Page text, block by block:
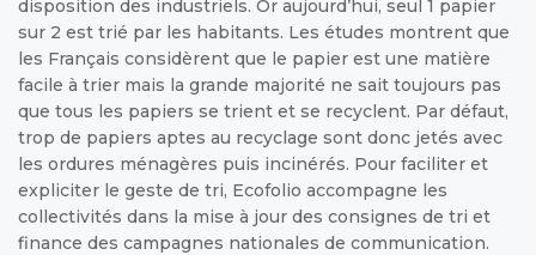
disposition des industriels. Or aujourd’hui, seul 1 papier
sur 2 est trié par les habitants. Les études montrent que
les Français considèrent que le papier est une matière
facile à trier mais la grande majorité ne sait toujours pas
que tous les papiers se trient et se recyclent. Par défaut,
trop de papiers aptes au recyclage sont donc jetés avec
les ordures ménagères puis incinérés. Pour faciliter et
expliciter le geste de tri, Ecofolio accompagne les
collectivités dans la mise à jour des consignes de tri et
finance des campagnes nationales de communication.